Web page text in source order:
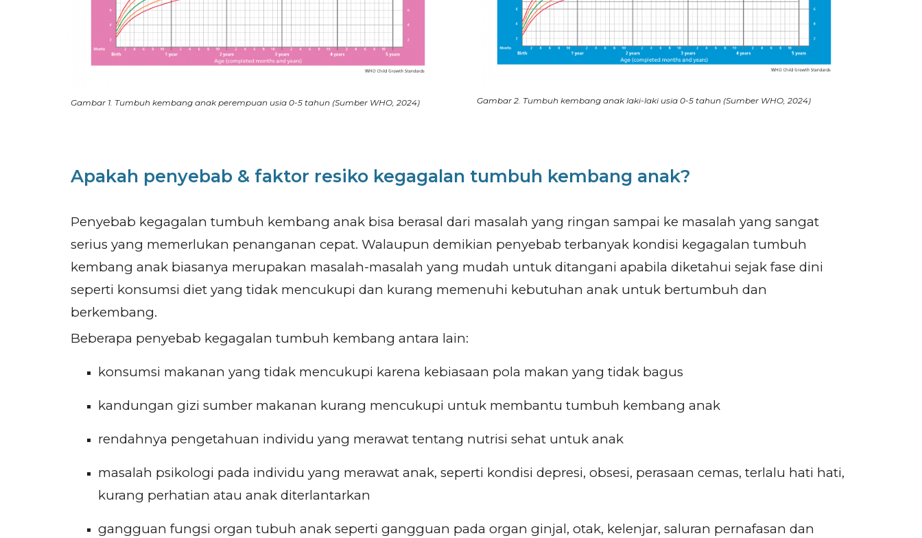
Gambar 1. Tumbuh kembang anak perempuan usia 0-5 tahun (Sumber WHO, 2024) Gambar 2. Tumbuh kembang anak laki-laki usia 0-5 tahun (Sumber WHO, 2024)
Apakah penyebab & faktor resiko kegagalan tumbuh kembang anak?
Penyebab kegagalan tumbuh kembang anak bisa berasal dari masalah yang ringan sampai ke masalah yang sangat
serius yang memerlukan penanganan cepat. Walaupun demikian penyebab terbanyak kondisi kegagalan tumbuh
kembang anak biasanya merupakan masalah-masalah yang mudah untuk ditangani apabila diketahui sejak fase dini
seperti konsumsi diet yang tidak mencukupi dan kurang memenuhi kebutuhan anak untuk bertumbuh dan
berkembang.
Beberapa penyebab kegagalan tumbuh kembang antara lain:
konsumsi makanan yang tidak mencukupi karena kebiasaan pola makan yang tidak bagus
kandungan gizi sumber makanan kurang mencukupi untuk membantu tumbuh kembang anak
rendahnya pengetahuan individu yang merawat tentang nutrisi sehat untuk anak
masalah psikologi pada individu yang merawat anak, seperti kondisi depresi, obsesi, perasaan cemas, terlalu hati hati,
kurang perhatian atau anak diterlantarkan
gangguan fungsi organ tubuh anak seperti gangguan pada organ ginjal, otak, kelenjar, saluran pernafasan dan